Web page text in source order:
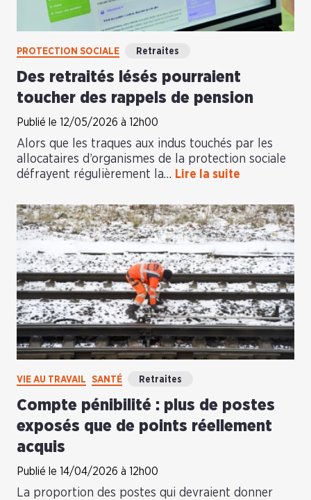
PROTECTION SOCIALE Retraites
Des retraités lésés pourraient
toucher des rappels de pension
Publié le 12/05/2026 à 12h00
Alors que les traques aux indus touchés par les
allocataires d’organismes de la protection sociale
défrayent régulièrement la… Lire la suite
VIE AU TRAVAIL SANTÉ Retraites
Compte pénibilité : plus de postes
exposés que de points réellement
acquis
Publié le 14/04/2026 à 12h00
La proportion des postes qui devraient donner